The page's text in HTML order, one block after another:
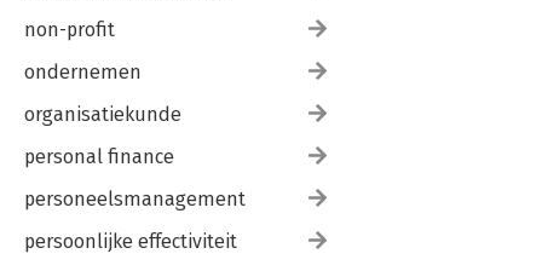
non-profit
ondernemen
organisatiekunde
personal finance
personeelsmanagement
persoonlijke effectiviteit